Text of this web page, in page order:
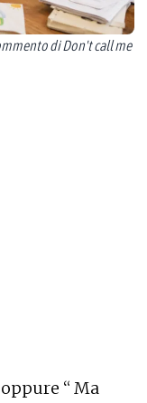
di Don't call me
“ Ma